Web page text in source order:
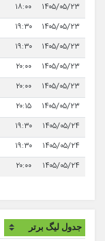
۱۴۰۵/۰۵/۲۳
۱۸:۰۰
۱۴۰۵/۰۵/۲۳
۱۹:۳۰
۱۴۰۵/۰۵/۲۳
۱۹:۳۰
۱۴۰۵/۰۵/۲۳
۲۰:۰۰
۱۴۰۵/۰۵/۲۳
۲۰:۰۰
۱۴۰۵/۰۵/۲۳
۲۰:۱۵
۱۴۰۵/۰۵/۲۴
۱۹:۳۰
۱۴۰۵/۰۵/۲۴
۱۹:۳۰
۱۴۰۵/۰۵/۲۴
۲۰:۰۰